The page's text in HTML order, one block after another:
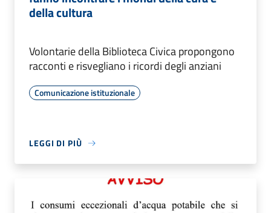
della cultura
Volontarie della Biblioteca Civica propongono
racconti e risvegliano i ricordi degli anziani
Comunicazione istituzionale
LEGGI DI PIÙ